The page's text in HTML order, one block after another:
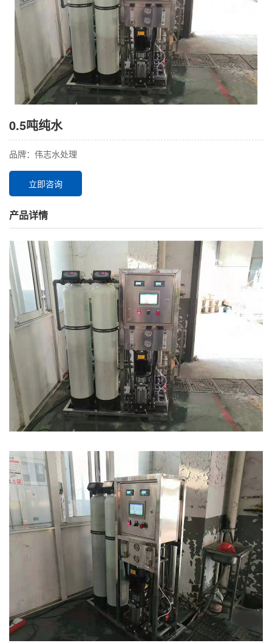
0.5吨纯水
品牌：伟志水处理
立即咨询
产品详情